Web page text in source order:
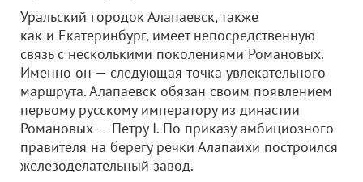
Уральский городок Алапаевск, также
как и Екатеринбург, имеет непосредственную
связь с несколькими поколениями Романовых.
Именно он — следующая точка увлекательного
маршрута. Алапаевск обязан своим появлением
первому русскому императору из династии
Романовых — Петру I. По приказу амбициозного
правителя на берегу речки Алапаихи построился
железоделательный завод.